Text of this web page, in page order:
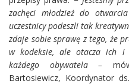
zachęci młodzież do
uczestnicy podeszli tak
zdaje sobie sprawę z tego, że
w kodeksie, ale otacza ich
każdego obywatela –
Bartosiewicz, Koordynator